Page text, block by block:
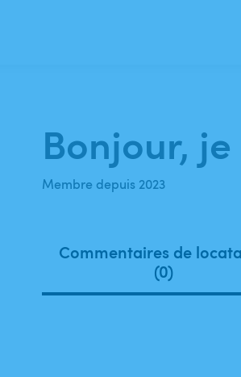
Bonjour,
Membre depuis 2023
Commentaires de
(0)